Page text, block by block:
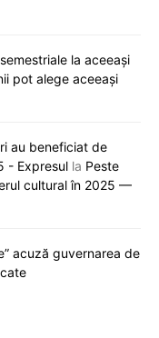
la aceeași
pot alege aceeași
au beneficiat de
- Expresul la Peste
cultural în 2025 —
acuză guvernarea de